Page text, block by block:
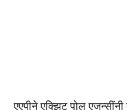
एएपीने एक्झिट पोल